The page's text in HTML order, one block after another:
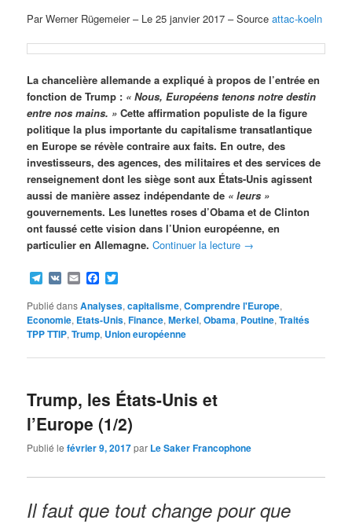
Par Werner Rügemeier – Le 25 janvier 2017 – Sourceattac-koeln
La chancelière allemande a expliqué à propos de l’entrée en
fonction de Trump : « Nous, Européens tenons notre destin
entre nos mains. » Cette affirmation populiste de la figure
politique la plus importante du capitalisme transatlantique
en Europe se révèle contraire aux faits. En outre, des
investisseurs, des agences, des militaires et des services de
renseignement dont les siège sont aux États-Unis agissent
aussi de manière assez indépendante de « leurs »
gouvernements. Les lunettes roses d’Obama et de Clinton
ont faussé cette vision dans l’Union européenne, en
particulier en Allemagne. Continuer la lecture →
Telegram
VK EmailFacebook
Publié dansAnalyses,capitalisme,Comprendre l'Europe,
Economie, Etats-Unis,Finance,Merkel,Obama, Poutine,Traités
TPP TTIP,Trump, Union européenne
Trump, les États-Unis et
l’Europe (1/2)
Publié lefévrier 9, 2017par Le Saker Francophone
Il faut que tout change pour que